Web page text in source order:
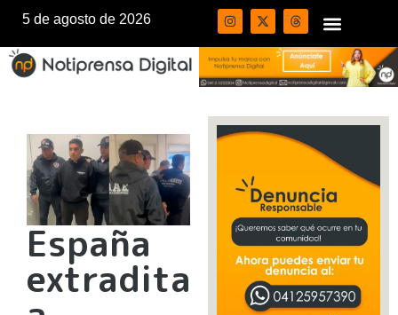
5 de agosto de 2026
España
extradita